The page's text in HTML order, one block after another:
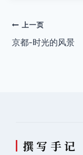
文
章
上一页
京都-时光的风景
撰 写 手 记